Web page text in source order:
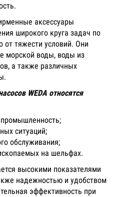
аксессуары
широкого круга задач по
от тяжести условий. Они
морской воды, воды из
а также различных
WEDA относятся
ситуаций;
обслуживания;
на шельфах.
высокими показателями
надежностью и удобством
эффективность при